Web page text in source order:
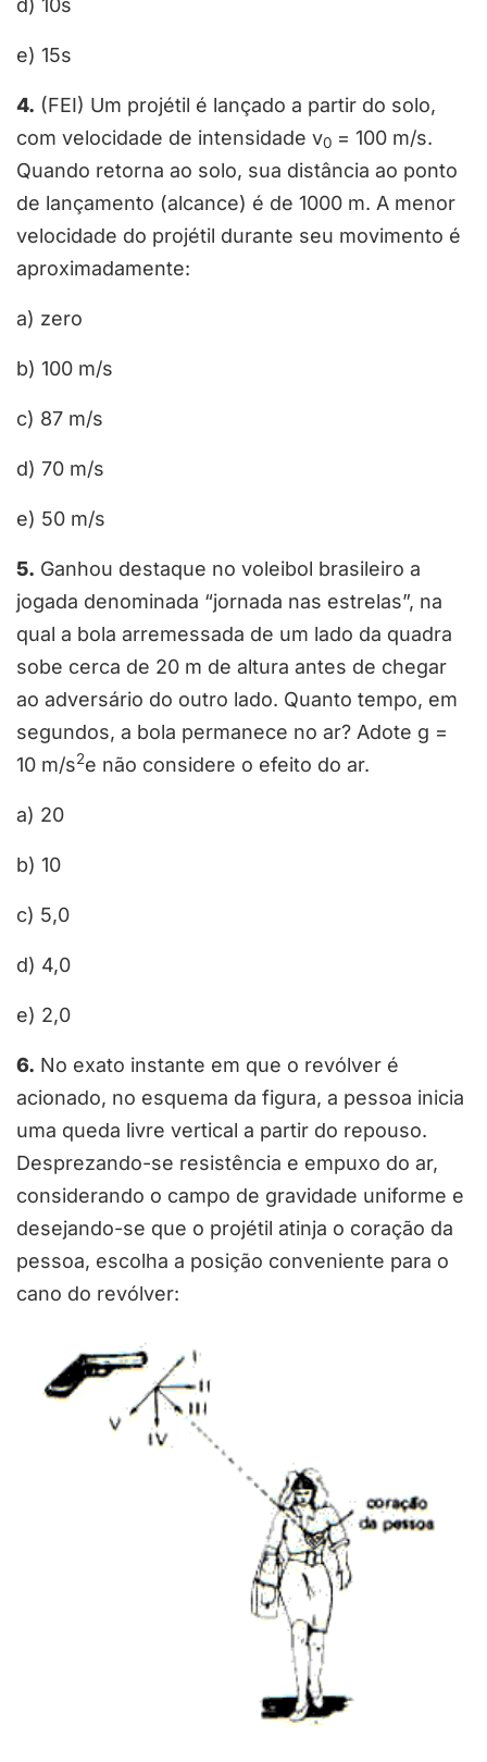
e) 15s
4. (FEI) Um projétil é lançado a partir do solo,
com velocidade de intensidade v0 = 100 m/s.
Quando retorna ao solo, sua distância ao ponto
de lançamento (alcance) é de 1000 m. A menor
velocidade do projétil durante seu movimento é
aproximadamente:
a) zero
b) 100 m/s
c) 87 m/s
d) 70 m/s
e) 50 m/s
5. Ganhou destaque no voleibol brasileiro a
jogada denominada “jornada nas estrelas”, na
qual a bola arremessada de um lado da quadra
sobe cerca de 20 m de altura antes de chegar
ao adversário do outro lado. Quanto tempo, em
segundos, a bola permanece no ar? Adote g =
10 m/s2e não considere o efeito do ar.
a) 20
b) 10
c) 5,0
d) 4,0
e) 2,0
6. No exato instante em que o revólver é
acionado, no esquema da figura, a pessoa inicia
uma queda livre vertical a partir do repouso.
Desprezando-se resistência e empuxo do ar,
considerando o campo de gravidade uniforme e
desejando-se que o projétil atinja o coração da
pessoa, escolha a posição conveniente para o
cano do revólver: